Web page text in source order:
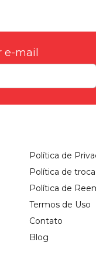
e-mail
Política de
Política de
Política de
Termos de Uso
Contato
Blog